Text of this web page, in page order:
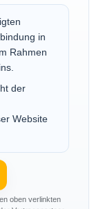
in
Rahmen
der
Website
oben verlinkten